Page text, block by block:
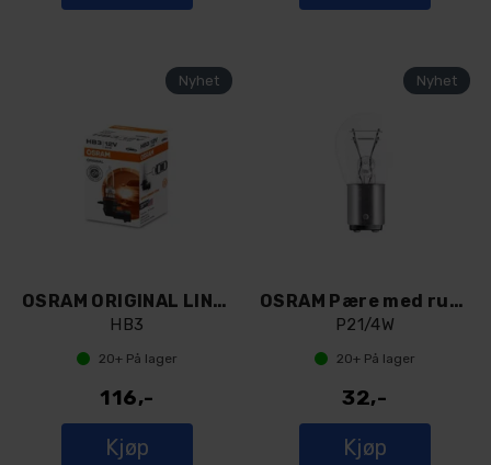
OSRAM ORIGINAL LINE HB3
HB3
20+ På lager
116,-
Kjøp
OSRAM Pære med rund sokkel P21/4W
P21/4W
20+ På lager
32,-
Kjøp